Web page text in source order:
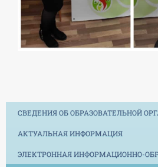
СВЕДЕНИЯ ОБ ОБРАЗОВАТЕЛЬНОЙ
АКТУАЛЬНАЯ ИНФОРМАЦИЯ
ЭЛЕКТРОННАЯ ИНФОРМАЦИОННО-